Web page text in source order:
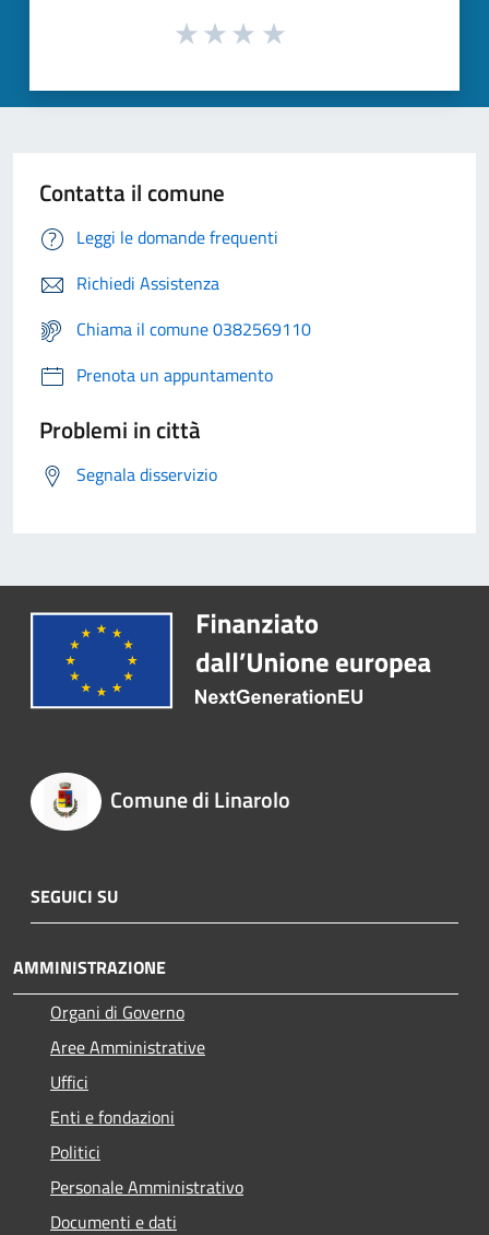
Contatta il comune
Leggi le domande frequenti
Richiedi Assistenza
Chiama il comune 0382569110
Prenota un appuntamento
Problemi in città
Segnala disservizio
Comune di Linarolo
SEGUICI SU
AMMINISTRAZIONE
Organi di Governo
Aree Amministrative
Uffici
Enti e fondazioni
Politici
Personale Amministrativo
Documenti e dati